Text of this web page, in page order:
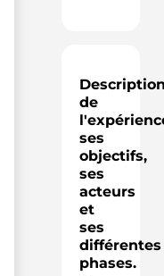
de
ses
objectifs,
ses
acteurs
et
ses
différentes
phases.